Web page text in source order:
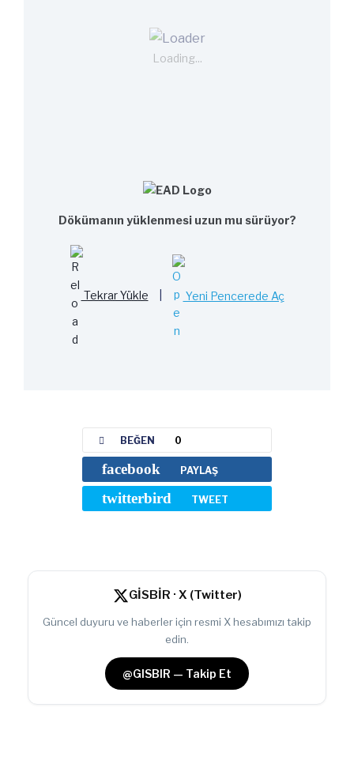
Loading...
Dökümanın yüklenmesi uzun mu sürüyor?
Tekrar Yükle Yeni Pencerede Aç
BEĞEN 0
facebook PAYLAŞ
twitterbird TWEET
GİSBİR · X (Twitter)
Güncel duyuru ve haberler için resmi X hesabımızı takip
edin.
@GISBIR — Takip Et